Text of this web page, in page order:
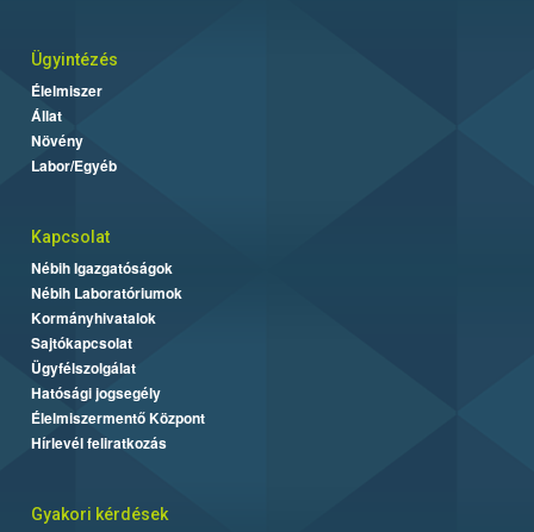
Ügyintézés
Élelmiszer
Állat
Növény
Labor/Egyéb
Kapcsolat
Nébih Igazgatóságok
Nébih Laboratóriumok
Kormányhivatalok
Sajtókapcsolat
Ügyfélszolgálat
Hatósági jogsegély
Élelmiszermentő Központ
Hírlevél feliratkozás
Gyakori kérdések